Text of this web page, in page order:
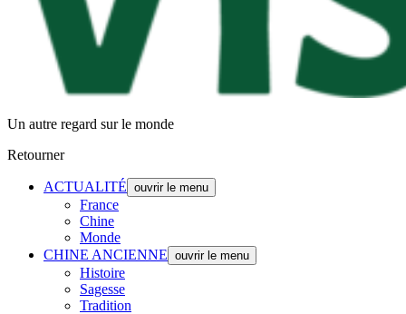
Un autre regard sur le monde
Retourner
ACTUALITÉ ouvrir le menu
France
Chine
Monde
CHINE ANCIENNE ouvrir le menu
Histoire
Sagesse
Tradition